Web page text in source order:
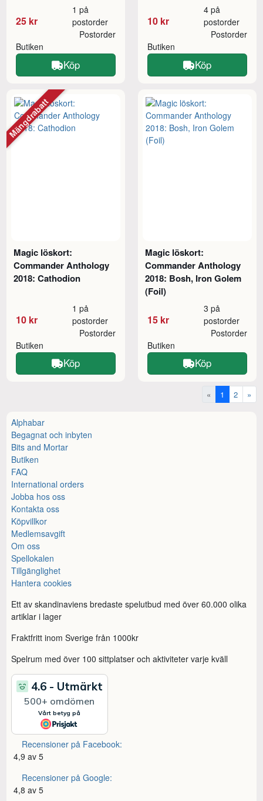
25 kr
1 på
postorder
Butiken
Postorder
Köp
10 kr
4 på
postorder
Butiken
Postorder
Köp
Magic löskort:
Commander Anthology
2018: Cathodion
10 kr
1 på
postorder
Butiken
Postorder
Köp
Mängdrabatt
Magic löskort:
Commander Anthology
2018: Bosh, Iron Golem
(Foil)
15 kr
3 på
postorder
Butiken
Postorder
Köp
« 1 2 »
Alphabar
Begagnat och inbyten
Bits and Mortar
Butiken
FAQ
International orders
Jobba hos oss
Kontakta oss
Köpvillkor
Medlemsavgift
Om oss
Spellokalen
Tillgänglighet
Hantera cookies
Ett av skandinaviens bredaste spelutbud med över 60.000 olika
artiklar i lager
Fraktfritt inom Sverige från 1000kr
Spelrum med över 100 sittplatser och aktiviteter varje kväll
Recensioner på Facebook:
4,9 av 5
Recensioner på Google:
4,8 av 5